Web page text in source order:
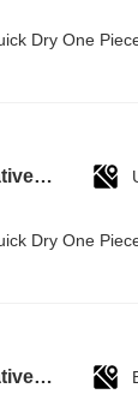
Dry One
Custom Creative Goodie Christmas Kraft Paper Gift Bag with Your Own Logo for Xmas Decorative Party
Dry One
Custom Creative Goodie Christmas Kraft Paper Gift Bag with Your Own Logo for Xmas Decorative Party